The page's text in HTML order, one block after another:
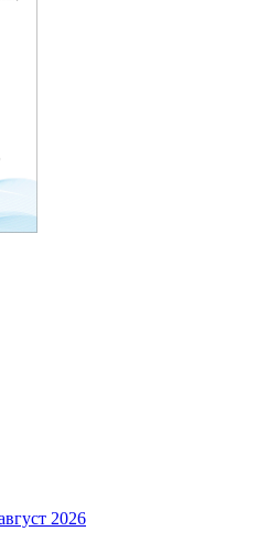
2026